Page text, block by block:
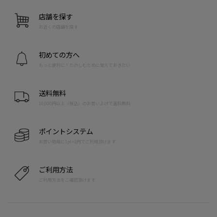
店舗を探す
お近くの店舗を探す
初めての方へ
もっと便利に！たのしむために覚えておきたい
送料無料
10,000円以上（税込）のお買い上げで送料無料
ポイントシステム
お買い物毎に1pt=1円でご利用頂けます
ご利用方法
ご利用方法をご確認頂けます